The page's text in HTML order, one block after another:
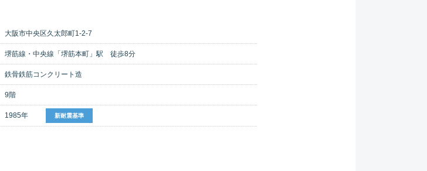
大阪市中央区久太郎町1-2-7
堺筋線・中央線「堺筋本町」駅 徒歩8分
鉄骨鉄筋コンクリート造
9階
1985年 新耐震基準